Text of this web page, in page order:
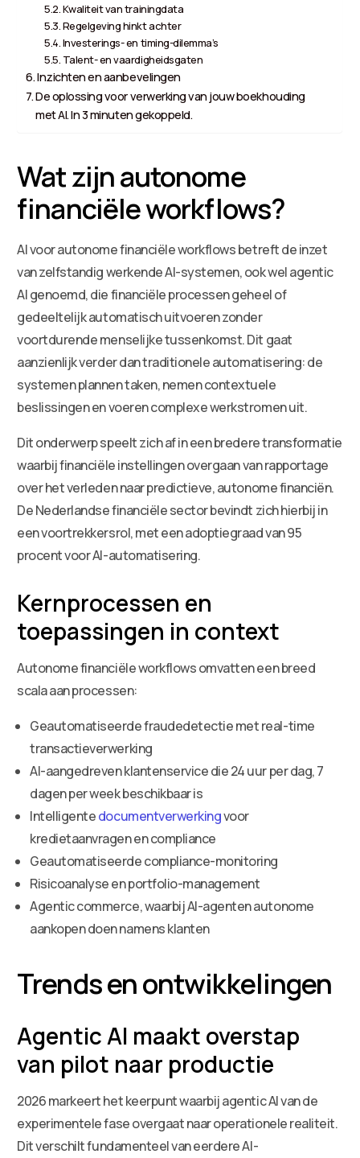
Kwaliteit van trainingdata
Regelgeving hinkt achter
Investerings- en timing-dilemma’s
Talent- en vaardigheidsgaten
Inzichten en aanbevelingen
De oplossing voor verwerking van jouw boekhouding
met AI. In 3 minuten gekoppeld.
Wat zijn autonome
financiële workflows?
AI voor autonome financiële workflows betreft de inzet
van zelfstandig werkende AI-systemen, ook wel agentic
AI genoemd, die financiële processen geheel of
gedeeltelijk automatisch uitvoeren zonder
voortdurende menselijke tussenkomst. Dit gaat
aanzienlijk verder dan traditionele automatisering: de
systemen plannen taken, nemen contextuele
beslissingen en voeren complexe werkstromen uit.
Dit onderwerp speelt zich af in een bredere transformatie
waarbij financiële instellingen overgaan van rapportage
over het verleden naar predictieve, autonome financiën.
De Nederlandse financiële sector bevindt zich hierbij in
een voortrekkersrol, met een adoptiegraad van 95
procent voor AI-automatisering.
Kernprocessen en
toepassingen in context
Autonome financiële workflows omvatten een breed
scala aan processen:
Geautomatiseerde fraudedetectie met real-time
transactieverwerking
AI-aangedreven klantenservice die 24 uur per dag, 7
dagen per week beschikbaar is
Intelligentedocumentverwerkingvoor
kredietaanvragen en compliance
Geautomatiseerde compliance-monitoring
Risicoanalyse en portfolio-management
Agentic commerce, waarbij AI-agenten autonome
aankopen doen namens klanten
Trends en ontwikkelingen
Agentic AI maakt overstap
van pilot naar productie
2026 markeert het keerpunt waarbij agentic AI van de
experimentele fase overgaat naar operationele realiteit.
Dit verschilt fundamenteel van eerdere AI-